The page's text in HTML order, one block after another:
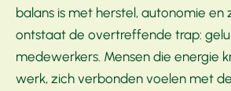
balans is met herstel, autonomie en
ontstaat de overtreffende trap:
medewerkers. Mensen die energie
werk, zich verbonden voelen met